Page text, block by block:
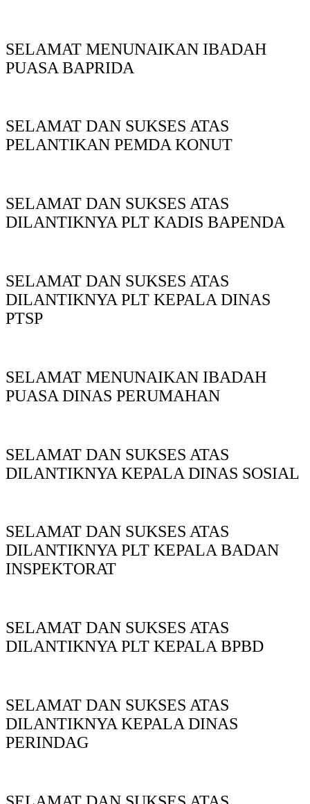
SELAMAT MENUNAIKAN IBADAH
PUASA BAPRIDA
SELAMAT DAN SUKSES ATAS
PELANTIKAN PEMDA KONUT
SELAMAT DAN SUKSES ATAS
DILANTIKNYA PLT KADIS BAPENDA
SELAMAT DAN SUKSES ATAS
DILANTIKNYA PLT KEPALA DINAS
PTSP
SELAMAT MENUNAIKAN IBADAH
PUASA DINAS PERUMAHAN
SELAMAT DAN SUKSES ATAS
DILANTIKNYA KEPALA DINAS SOSIAL
SELAMAT DAN SUKSES ATAS
DILANTIKNYA PLT KEPALA BADAN
INSPEKTORAT
SELAMAT DAN SUKSES ATAS
DILANTIKNYA PLT KEPALA BPBD
SELAMAT DAN SUKSES ATAS
DILANTIKNYA KEPALA DINAS
PERINDAG